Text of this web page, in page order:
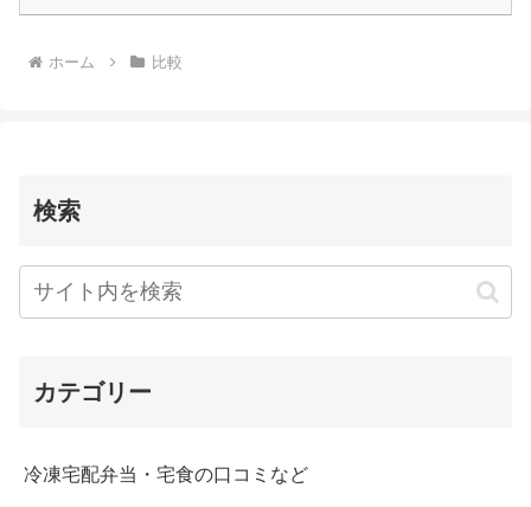
ホーム 比較
検索
カテゴリー
冷凍宅配弁当・宅食の口コミなど